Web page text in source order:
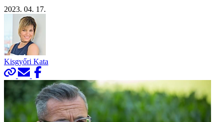
2023. 04. 17.
Kisgyőri Kata